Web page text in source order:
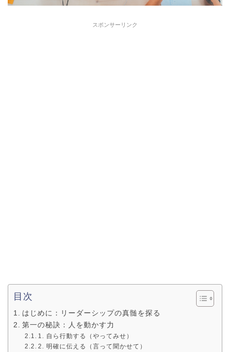
スポンサーリンク
目次
はじめに：リーダーシップの真髄を探る
第一の秘訣：人を動かす力
1. 自ら行動する（やってみせ）
2. 明確に伝える（言って聞かせて）